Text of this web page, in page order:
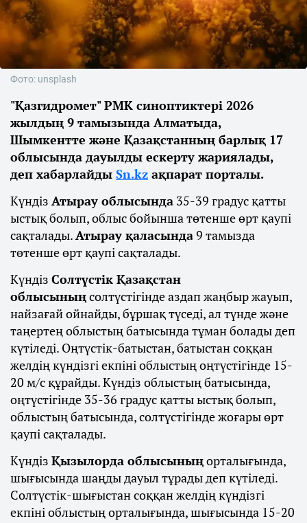
Фото: unsplash
"Қазгидромет" РМК синоптиктері 2026
жылдың 9 тамызында Алматыда,
Шымкентте және Қазақстанның барлық 17
облысында дауылды ескерту жариялады,
деп хабарлайды Sn.kz ақпарат порталы.
Күндіз Атырау облысында 35-39 градус қатты
ыстық болып, облыс бойынша төтенше өрт қаупі
сақталады.Атырау қаласында9 тамызда
төтенше өрт қаупі сақталады.
Күндіз Солтүстік Қазақстан
облысыныңсолтүстігінде аздап жаңбыр жауып,
найзағай ойнайды, бұршақ түседі, ал түнде және
таңертең облыстың батысында тұман болады деп
күтіледі. Оңтүстік-батыстан, батыстан соққан
желдің күндізгі екпіні облыстың оңтүстігінде 15-
20 м/с құрайды. Күндіз облыстың батысында,
оңтүстігінде 35-36 градус қатты ыстық болып,
облыстың батысында, солтүстігінде жоғары өрт
қаупі сақталады.
Күндіз Қызылорда облысыныңорталығында,
шығысында шаңды дауыл тұрады деп күтіледі.
Солтүстік-шығыстан соққан желдің күндізгі
екпіні облыстың орталығында, шығысында 15-20